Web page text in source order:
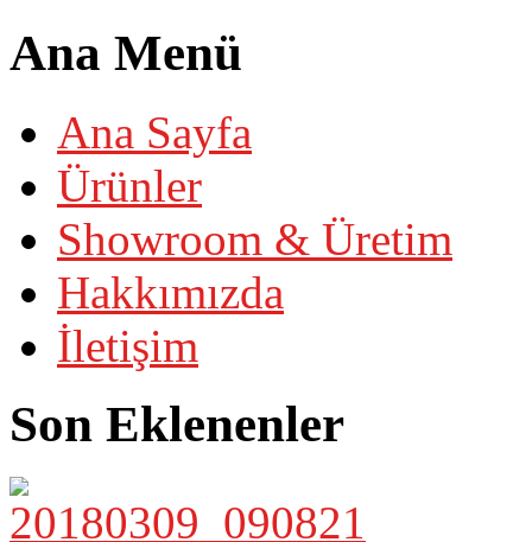
Ana Menü
Ana Sayfa
Ürünler
Showroom & Üretim
Hakkımızda
İletişim
Son Eklenenler